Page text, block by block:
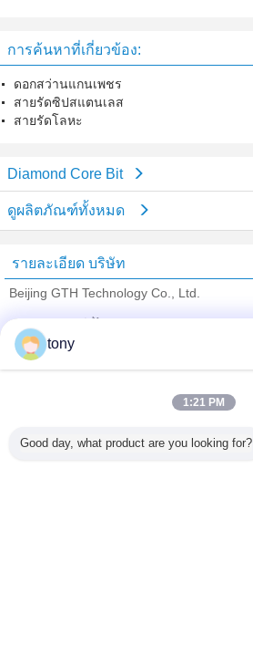
การค้นหาที่เกี่ยวข้อง:
ดอกสว่านแกนเพชร
สายรัดซิปสแตนเลส
สายรัดโลหะ
Diamond Core Bit
ดูผลิตภัณฑ์ทั้งหมด
รายละเอียด บริษัท
Beijing GTH Technology Co., Ltd.
Trust Seal
ผลิตภัณฑ์ทั้งหมด
tony
1:21 PM
Good day, what product are you looking for?